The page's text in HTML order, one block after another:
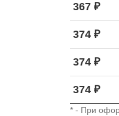
367 ₽
374 ₽
374 ₽
374 ₽
* - При